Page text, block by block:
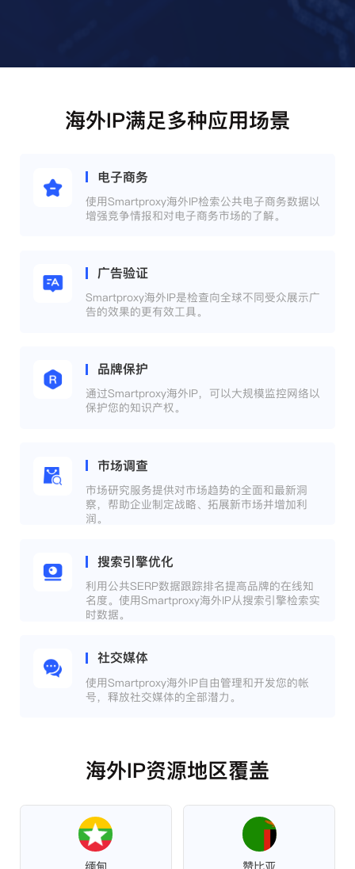
海外IP满足多种应用场景
电子商务
使用Smartproxy海外IP检索公共电子商务数据以
增强竞争情报和对电子商务市场的了解。
广告验证
Smartproxy海外IP是检查向全球不同受众展示广
告的效果的更有效工具。
品牌保护
通过Smartproxy海外IP，可以大规模监控网络以
保护您的知识产权。
市场调查
市场研究服务提供对市场趋势的全面和最新洞
察，帮助企业制定战略、拓展新市场并增加利
润。
搜索引擎优化
利用公共SERP数据跟踪排名提高品牌的在线知
名度。使用Smartproxy海外IP从搜索引擎检索实
时数据。
社交媒体
使用Smartproxy海外IP自由管理和开发您的帐
号，释放社交媒体的全部潜力。
海外IP资源地区覆盖